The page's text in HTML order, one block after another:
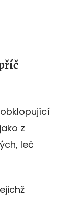
z
leč